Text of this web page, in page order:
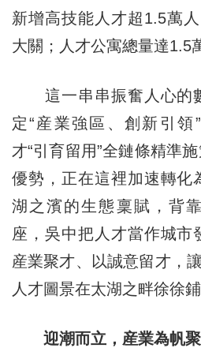
新增高技能人才超1.5萬
大關；人才公寓總量達
這一串串振奮人心的
定“産業強區、創新引領
才“引育留用”全鏈條精準
優勢，正在這裡加速轉化
湖之濱的生態稟賦，背
座，吳中把人才當作城市
産業聚才、以誠意留才，
人才圖景在太湖之畔徐徐鋪
迎潮而立，産業為帆